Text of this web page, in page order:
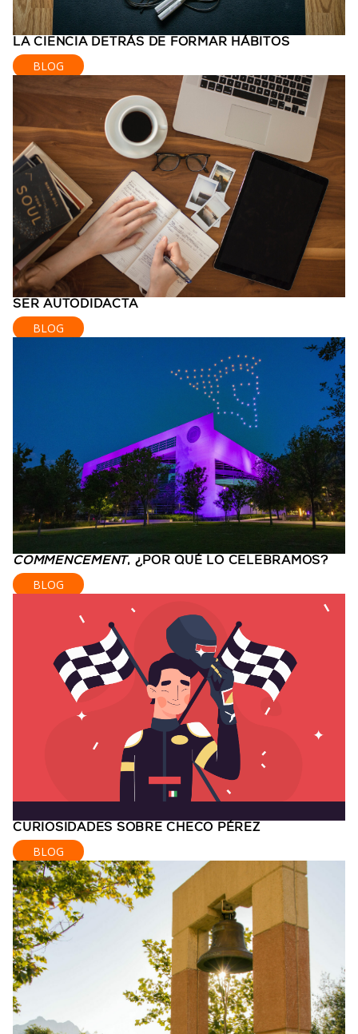
LA CIENCIA DETRÁS DE FORMAR HÁBITOS
BLOG
SER AUTODIDACTA
BLOG
COMMENCEMENT, ¿POR QUÉ LO CELEBRAMOS?
BLOG
CURIOSIDADES SOBRE CHECO PÉREZ
BLOG